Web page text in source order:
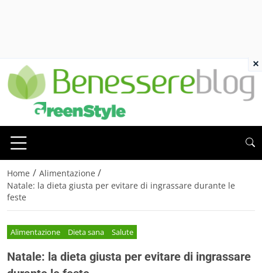
Home / Alimentazione /
Natale: la dieta giusta per evitare di ingrassare durante le
feste
Alimentazione Dieta sana Salute
Natale: la dieta giusta per evitare di ingrassare
×